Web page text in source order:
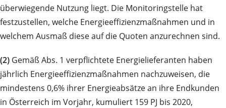
überwiegende Nutzung liegt. Die Monitoringstelle hat
festzustellen, welche Energieeffizienzmaßnahmen und in
welchem Ausmaß diese auf die Quoten anzurechnen sind.
(2) Gemäß Abs. 1 verpflichtete Energielieferanten haben
jährlich Energieeffizienzmaßnahmen nachzuweisen, die
mindestens 0,6% ihrer Energieabsätze an ihre Endkunden
in Österreich im Vorjahr, kumuliert 159 PJ bis 2020,